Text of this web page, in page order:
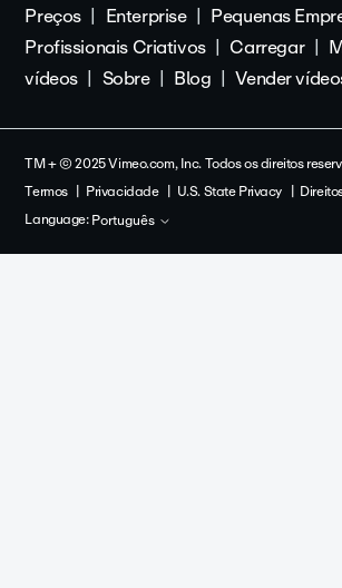
Preços
Enterprise
Pequenas
Profissionais Criativos
Carregar
vídeos
Sobre Blog Vender
TM + © 2025 Vimeo.com, Inc. Todos os direitos
Termos
Privacidade U.S. State Privacy
Language:Português